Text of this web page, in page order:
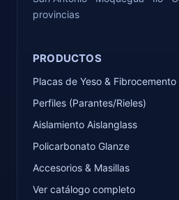
provincias
PRODUCTOS
Placas de Yeso & Fibrocemento
Perfiles (Parantes/Rieles)
Aislamiento Aislanglass
Policarbonato Glanze
Accesorios & Masillas
Ver catálogo completo